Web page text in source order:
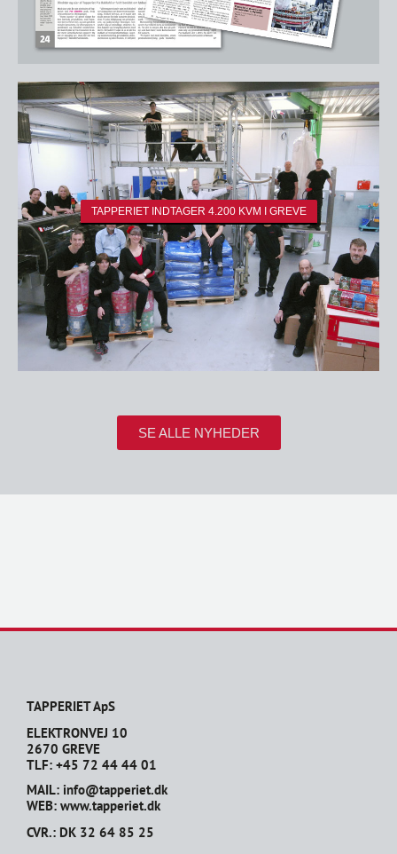
TAPPERIET INDTAGER 4.200 KVM I GREVE
SE ALLE NYHEDER
TAPPERIET ApS
ELEKTRONVEJ 10
2670 GREVE
TLF: +45 72 44 44 01
MAIL: info@tapperiet.dk
WEB: www.tapperiet.dk
CVR.: DK 32 64 85 25